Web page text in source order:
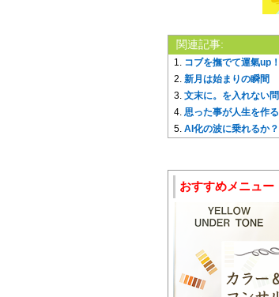
関連記事:
コブを撫でて運氣up！
新月は始まりの瞬間
文末に。を入れない
思った事が人生を作る
AI化の波に乗れるか？
おすすめメニュー